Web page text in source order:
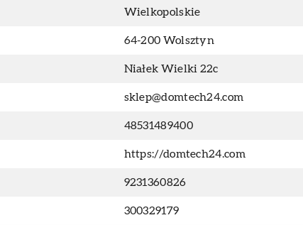
Wielkopolskie
64-200 Wolsztyn
Niałek Wielki 22c
sklep@domtech24.com
48531489400
https://domtech24.com
9231360826
300329179